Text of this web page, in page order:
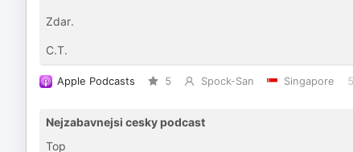
Zdar.
C.T.
Apple Podcasts 5 Spock-San Singapore
Nejzabavnejsi cesky podcast
Top